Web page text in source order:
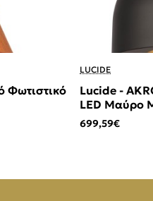
LUCIDE
Lucide -
LED Μαύρο
699,59€